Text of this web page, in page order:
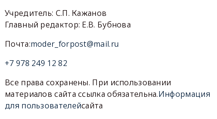
Учредитель: С.П. Кажанов
Главный редактор: Е.В. Бубнова
Почта:moder_forpost@mail.ru
+7 978 249 12 82
Все права сохранены. При использовании
материалов сайта ссылка обязательна.Информация
для пользователейсайта